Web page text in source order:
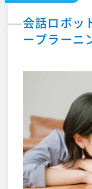
ロボプラオーナーズ
会話ロボッ
ープラーニ